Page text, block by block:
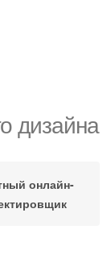
дизайна
онлайн-